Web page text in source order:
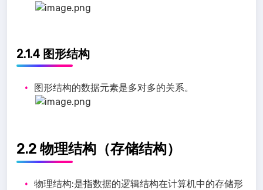
2.1.4 图形结构
图形结构的数据元素是多对多的关系。
2.2 物理结构（存储结构）
物理结构:是指数据的逻辑结构在计算机中的存储形